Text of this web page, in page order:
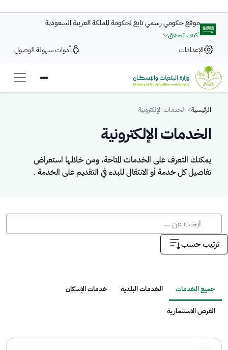
موقع حكومي رسمي تابع لحكومة المملكة العربية السعودية
كيف تتحقق
الإعدادات
أدوات سهولة الوصول
Breadcrumb
الرئيسية الخدمات الإلكترونية
الخدمات الإلكترونية
يمكنك التعرف على الخدمات المتاحة، ومن خلالها استعراض
تفاصيل كل خدمة أو الانتقال للبدء في التقديم على الخدمة .
يمكنك التعرف على الخدمات المتاحة، ومن خلالها استعراض تفاصيل كل
ترتيب حسب
جميع الخدمات الخدمات البلدية خدمات الإسكان
الفرص الاستثمارية